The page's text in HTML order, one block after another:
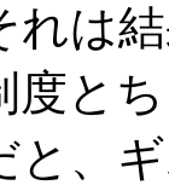
は結
度と
と、